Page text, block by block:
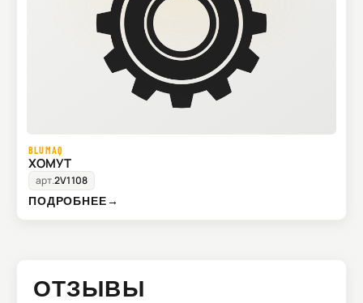
BLUMAQ
ХОМУТ
арт.2V1108
ПОДРОБНЕЕ→
ОТЗЫВЫ